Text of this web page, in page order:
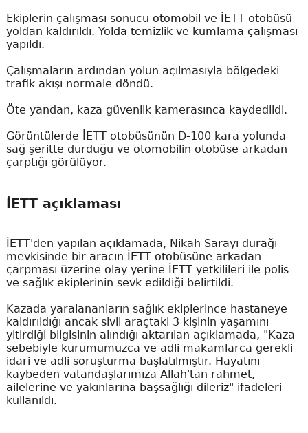
Ekiplerin çalışması sonucu otomobil ve İETT otobüsü
yoldan kaldırıldı. Yolda temizlik ve kumlama çalışması
yapıldı.
Çalışmaların ardından yolun açılmasıyla bölgedeki
trafik akışı normale döndü.
Öte yandan, kaza güvenlik kamerasınca kaydedildi.
Görüntülerde İETT otobüsünün D-100 kara yolunda
sağ şeritte durduğu ve otomobilin otobüse arkadan
çarptığı görülüyor.
İETT açıklaması
İETT'den yapılan açıklamada, Nikah Sarayı durağı
mevkisinde bir aracın İETT otobüsüne arkadan
çarpması üzerine olay yerine İETT yetkilileri ile polis
ve sağlık ekiplerinin sevk edildiği belirtildi.
Kazada yaralananların sağlık ekiplerince hastaneye
kaldırıldığı ancak sivil araçtaki 3 kişinin yaşamını
yitirdiği bilgisinin alındığı aktarılan açıklamada, "Kaza
sebebiyle kurumumuzca ve adli makamlarca gerekli
idari ve adli soruşturma başlatılmıştır. Hayatını
kaybeden vatandaşlarımıza Allah'tan rahmet,
ailelerine ve yakınlarına başsağlığı dileriz" ifadeleri
kullanıldı.